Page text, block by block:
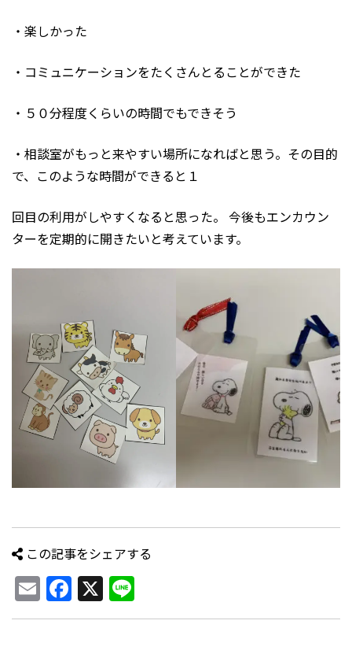
・楽しかった
・コミュニケーションをたくさんとることができた
・５０分程度くらいの時間でもできそう
・相談室がもっと来やすい場所になればと思う。その目的
で、このような時間ができると１
回目の利用がしやすくなると思った。 今後もエンカウン
ターを定期的に開きたいと考えています。
この記事をシェアする
EmailFacebook
X